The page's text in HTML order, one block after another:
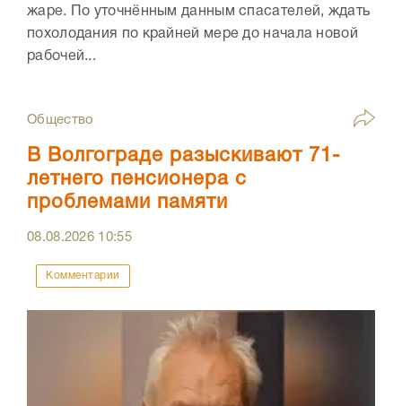
жаре. По уточнённым данным спасателей, ждать
похолодания по крайней мере до начала новой
рабочей...
Общество
В Волгограде разыскивают 71-
летнего пенсионера с
проблемами памяти
08.08.2026 10:55
Комментарии